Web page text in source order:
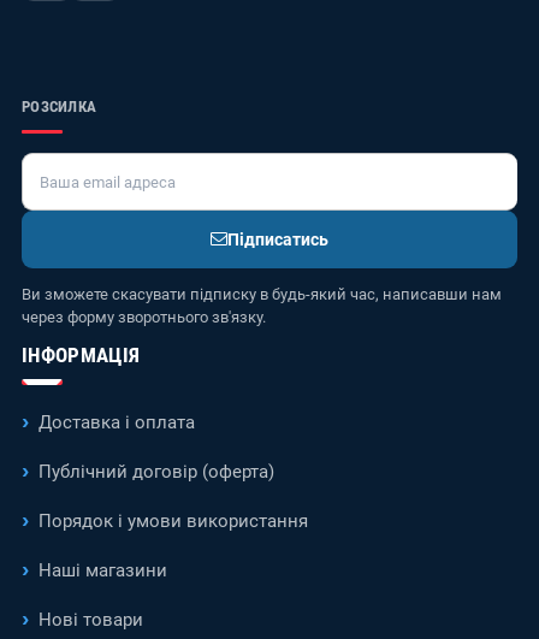
РОЗСИЛКА
Підписатись
Ви зможете скасувати підписку в будь-який час, написавши нам
через форму зворотнього зв'язку.
ІНФОРМАЦІЯ
Доставка і оплата
Публічний договір (оферта)
Порядок і умови використання
Наші магазини
Нові товари